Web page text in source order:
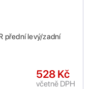
přední levý/zadní
528 Kč
včetně DPH